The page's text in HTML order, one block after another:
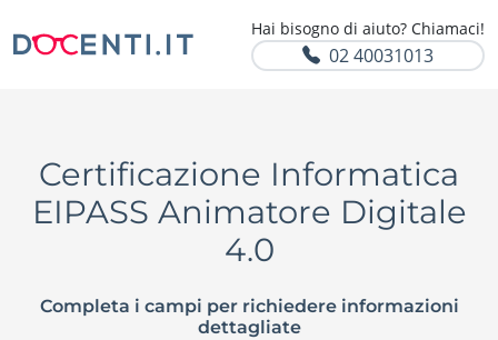
Hai bisogno di aiuto? Chiamaci!
02 40031013
Certificazione Informatica
EIPASS Animatore Digitale
4.0
Completa i campi per richiedere informazioni
dettagliate